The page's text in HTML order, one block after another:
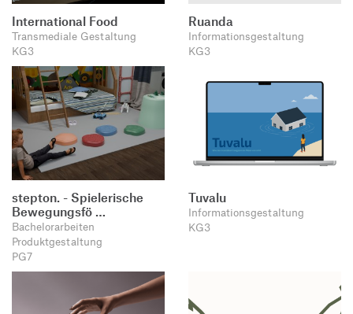
International Food
Transmediale Gestaltung
KG3
Ruanda
Informationsgestaltung
KG3
stepton. - Spielerische
Bewegungsfö …
Bachelorarbeiten
Produktgestaltung
PG7
Tuvalu
Informationsgestaltung
KG3